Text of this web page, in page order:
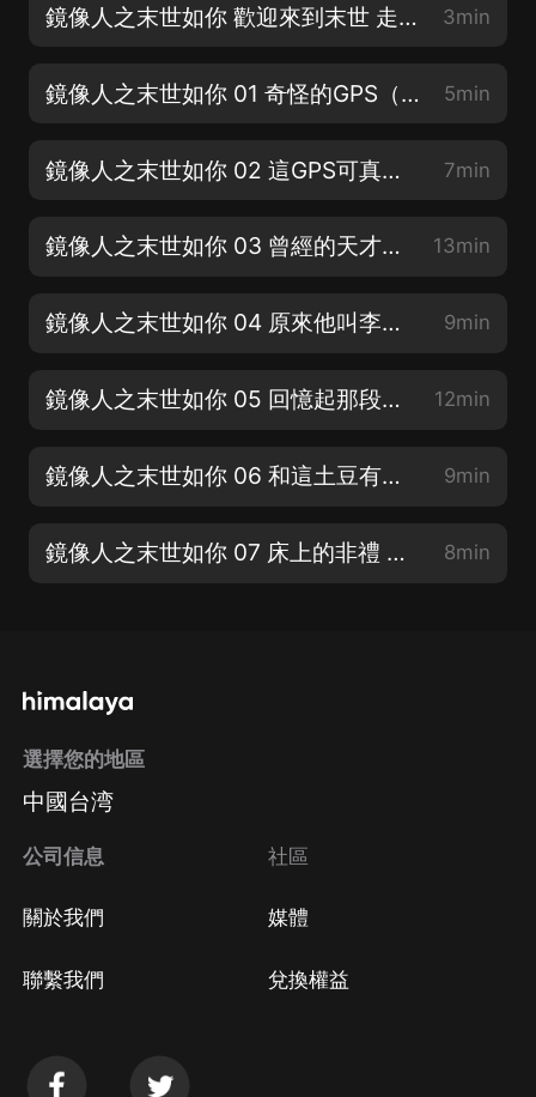
鏡像人之末世如你 歡迎來到末世 走進鏡像人的世界 3min
鏡像人之末世如你 01 奇怪的GPS（李四瑞 公元2062年） 5min
鏡像人之末世如你 02 這GPS可真貧！（ 李四瑞 公元2062年） 7min
鏡像人之末世如你 03 曾經的天才賽車手 （李四瑞 公元2062年） 13min
鏡像人之末世如你 04 原來他叫李四瑞（李四瑞 公元2062年） 9min
鏡像人之末世如你 05 回憶起那段往事（李四瑞 公元2062年） 12min
鏡像人之末世如你 06 和這土豆有了感情了（李四瑞 公元2062年） 9min
鏡像人之末世如你 07 床上的非禮 （李四瑞 公元2062年） 8min
選擇您的地區
中國台湾
公司信息
關於我們
聯繫我們
社區
媒體
兌換權益